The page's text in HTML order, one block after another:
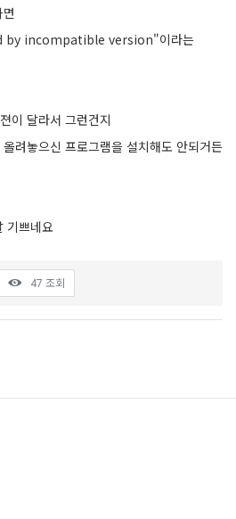
incompatible version"이라는
이 달라서 그런건지
려놓으신 프로그램을 설치해도 안되거든
기쁘네요
47 조회